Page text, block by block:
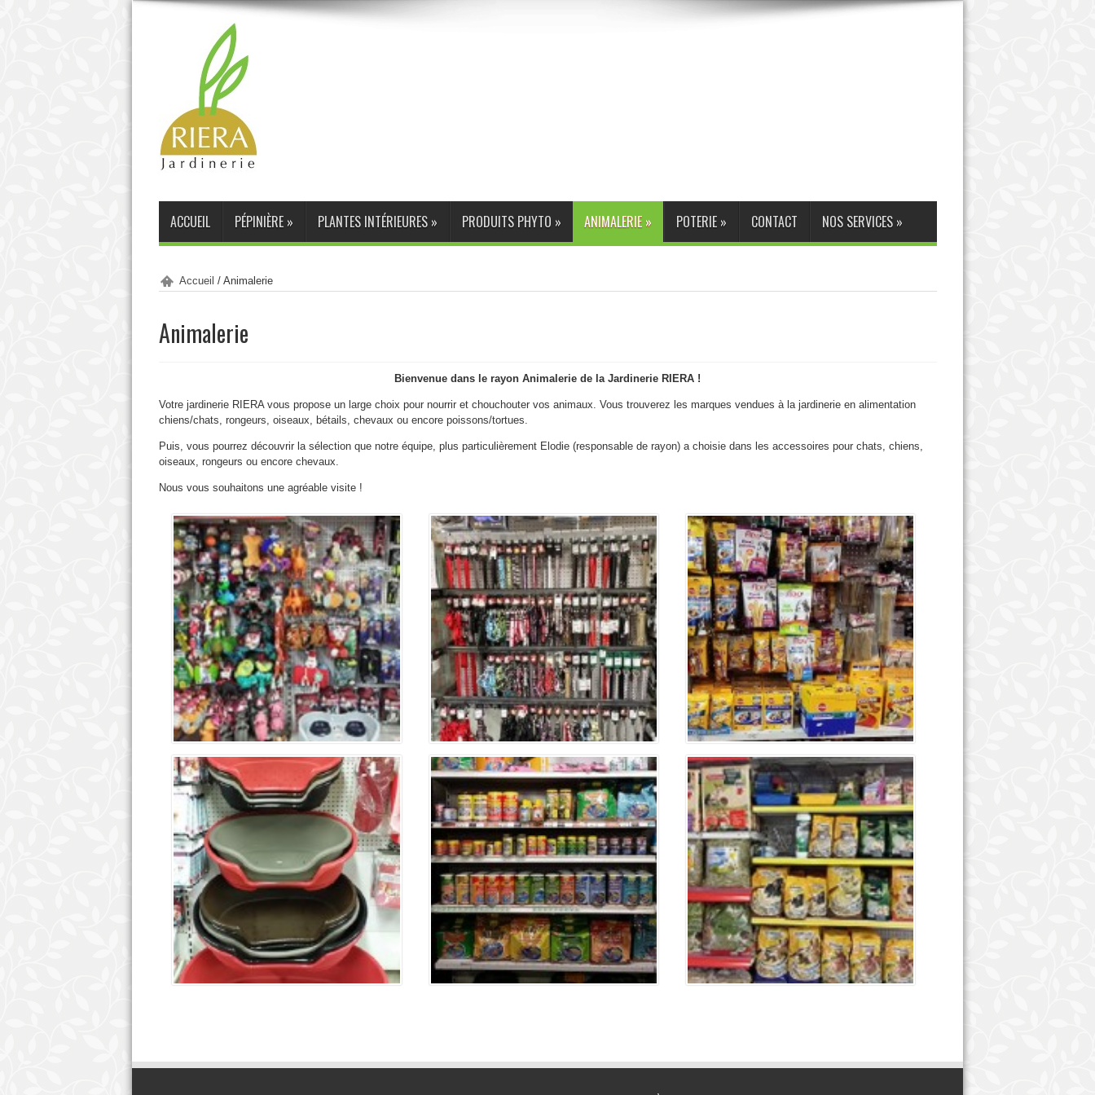
ACCUEIL PÉPINIÈRE » PLANTES INTÉRIEURES » PRODUITS PHYTO » ANIMALERIE » POTERIE » CONTACT NOS SERVICES »
Accueil / Animalerie
Animalerie
Bienvenue dans le rayon Animalerie de la Jardinerie RIERA !
Votre jardinerie RIERA vous propose un large choix pour nourrir et chouchouter vos animaux. Vous trouverez les marques vendues à la jardinerie en alimentation
chiens/chats, rongeurs, oiseaux, bétails, chevaux ou encore poissons/tortues.
Puis, vous pourrez découvrir la sélection que notre équipe, plus particulièrement Elodie (responsable de rayon) a choisie dans les accessoires pour chats, chiens,
oiseaux, rongeurs ou encore chevaux.
Nous vous souhaitons une agréable visite !